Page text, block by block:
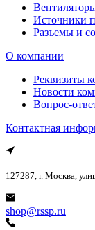
Источники
Разъемы и
О компании
Реквизиты
Новости
Вопрос-
Контактная
127287, г. Москва,
shop@rssp.ru